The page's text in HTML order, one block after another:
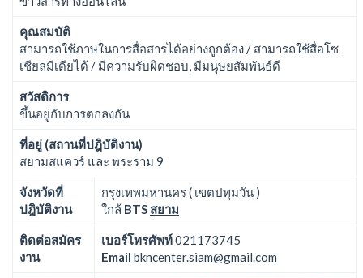
คุณสมบัติ
สามารถใช้ภาษในการสื่อสารได้อย่างถูกต้อง / สามารถใช้สื่อโซ
เชียลมีเดียได้ / มีความรับผิดชอบ, มีมนุษยสัมพันธ์ดี
สวัสดิการ
ขึ้นอยู่กับการตกลงกัน
ที่อยู่ (สถานที่ปฎิบัติงาน)
สยามสแควร์ และ พระราม 9
จังหวัดที่
ปฎิบัติงาน
กรุงเทพมหานคร ( เขตปทุมวัน )
ใกล้ BTS สยาม
ติดต่อสมัคร
งาน
เบอร์โทรศัพท์021173745
Email bkncenter.siam@gmail.com